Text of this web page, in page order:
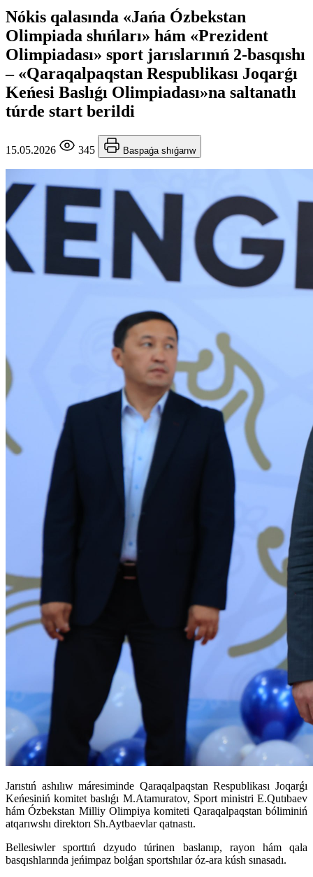
Nókis qalasında «Jańa Ózbekstan
Olimpiada shıńları» hám «Prezident
Olimpiadası» sport jarıslarınıń 2-basqıshı
– «Qaraqalpaqstan Respublikası Joqarǵı
Keńesi Baslıǵı Olimpiadası»na saltanatlı
túrde start berildi
15.05.2026 345 Baspaǵa shıǵarıw
Jarıstıń ashılıw máresiminde Qaraqalpaqstan Respublikası Joqarǵı
Keńesiniń komitet baslıǵı M.Atamuratov, Sport ministri E.Qutıbaev
hám Ózbekstan Milliy Olimpiya komiteti Qaraqalpaqstan bóliminiń
atqarıwshı direktorı Sh.Aytbaevlar qatnastı.
Bellesiwler sporttıń dzyudo túrinen baslanıp, rayon hám qala
basqıshlarında jeńimpaz bolǵan sportshılar óz-ara kúsh sınasadı.